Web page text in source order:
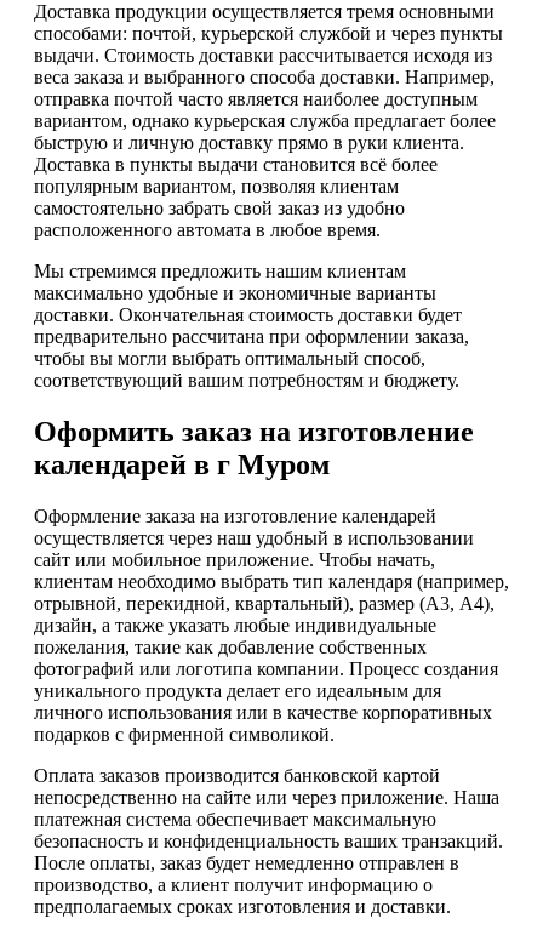
Доставка продукции осуществляется тремя основными
способами: почтой, курьерской службой и через пункты
выдачи. Стоимость доставки рассчитывается исходя из
веса заказа и выбранного способа доставки. Например,
отправка почтой часто является наиболее доступным
вариантом, однако курьерская служба предлагает более
быструю и личную доставку прямо в руки клиента.
Доставка в пункты выдачи становится всё более
популярным вариантом, позволяя клиентам
самостоятельно забрать свой заказ из удобно
расположенного автомата в любое время.
Мы стремимся предложить нашим клиентам
максимально удобные и экономичные варианты
доставки. Окончательная стоимость доставки будет
предварительно рассчитана при оформлении заказа,
чтобы вы могли выбрать оптимальный способ,
соответствующий вашим потребностям и бюджету.
Оформить заказ на изготовление
календарей в г Муром
Оформление заказа на изготовление календарей
осуществляется через наш удобный в использовании
сайт или мобильное приложение. Чтобы начать,
клиентам необходимо выбрать тип календаря (например,
отрывной, перекидной, квартальный), размер (А3, А4),
дизайн, а также указать любые индивидуальные
пожелания, такие как добавление собственных
фотографий или логотипа компании. Процесс создания
уникального продукта делает его идеальным для
личного использования или в качестве корпоративных
подарков с фирменной символикой.
Оплата заказов производится банковской картой
непосредственно на сайте или через приложение. Наша
платежная система обеспечивает максимальную
безопасность и конфиденциальность ваших транзакций.
После оплаты, заказ будет немедленно отправлен в
производство, а клиент получит информацию о
предполагаемых сроках изготовления и доставки.